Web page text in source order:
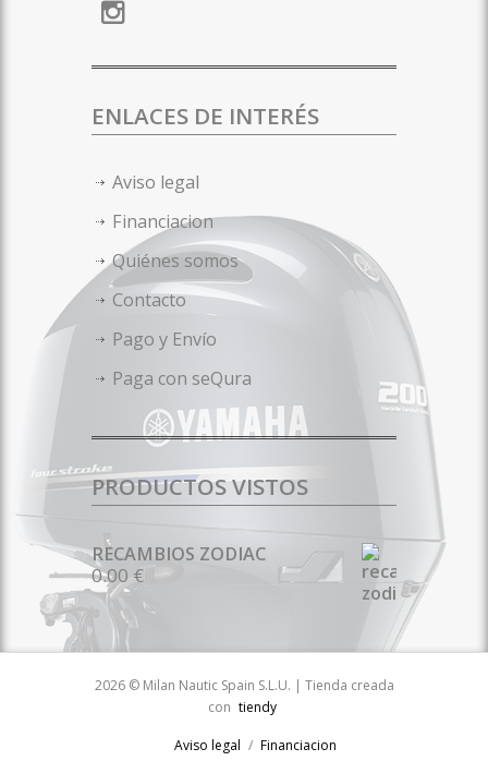
ENLACES DE INTERÉS
Aviso legal
Financiacion
Quiénes somos
Contacto
Pago y Envío
Paga con seQura
PRODUCTOS VISTOS
RECAMBIOS ZODIAC
0.00 €
2026 © Milan Nautic Spain S.L.U. | Tienda creada
con tiendy
Aviso legal
Financiacion